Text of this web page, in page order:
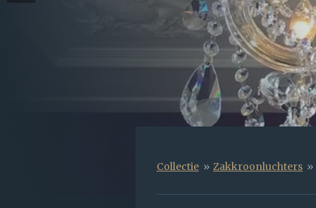
Collectie » Zakkroonluchters »